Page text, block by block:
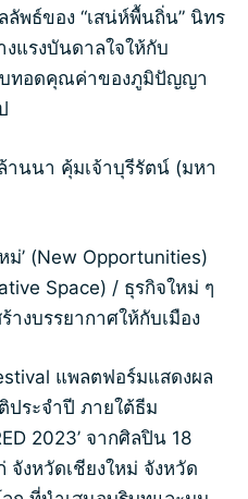
ลัพธ์ของ “เสน่ห์พื้นถิ่น” นิทร
แรงบันดาลใจให้กับ
บทอดคุณค่าของภูมิปัญญา
นนา คุ้มเจ้าบุรีรัตน์ (มหา
หม่’ (New Opportunities)
Space) / ธุรกิจใหม่ ๆ
งบรรยากาศให้กับเมือง
แพลตฟอร์มแสดงผล
ระจำปี ภายใต้ธีม
2023’ จากศิลปิน 18
งหวัดเชียงใหม่ จังหวัด